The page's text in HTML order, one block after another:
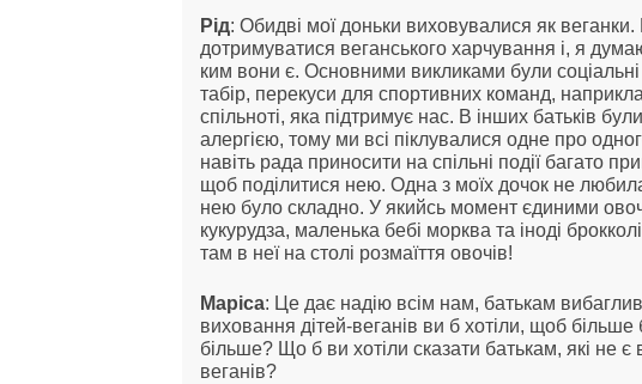
Рід: Обидві мої доньки виховувалися як
дотримуватися веганського харчування і, я
ким вони є. Основними викликами були соціальні
табір, перекуси для спортивних команд,
спільноті, яка підтримує нас. В інших батьків
алергією, тому ми всі піклувалися одне про
навіть рада приносити на спільні події багато
щоб поділитися нею. Одна з моїх дочок не
нею було складно. У якийсь момент єдиними
кукурудза, маленька бебі морква та іноді
там в неї на столі розмаїття овочів!
Маріса: Це дає надію всім нам, батькам
виховання дітей-веганів ви б хотіли, щоб більше
більше? Що б ви хотіли сказати батькам, які не
веганів?